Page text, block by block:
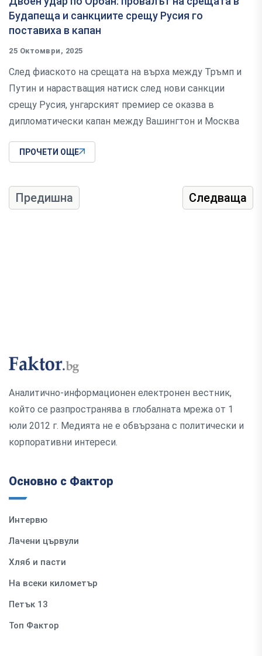
Будапеща и санкциите срещу Русия го
поставиха в капан
25 Октомври, 2025
След фиаското на срещата на върха между Тръмп и
Путин и нарастващия натиск след нови санкции
срещу Русия, унгарският премиер се оказва в
дипломатически капан между Вашингтон и Москва
ПРОЧЕТИ ОЩЕ
Предишна Следваща
Аналитично-информационен електронен вестник,
който се разпространява в глобалната мрежа от 1
юли 2012 г. Медията не е обвързана с политически и
корпоративни интереси.
Основно с Фактор
Интервю
Лачени цървули
Хляб и пасти
На всеки километър
Петък 13
Топ Фактор